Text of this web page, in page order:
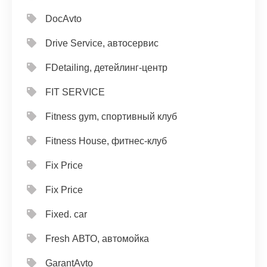
DocAvto
Drive Service, автосервис
FDetailing, детейлинг-центр
FIT SERVICE
Fitness gym, спортивный клуб
Fitness House, фитнес-клуб
Fix Price
Fix Price
Fixed. car
Fresh АВТО, автомойка
GarantAvto